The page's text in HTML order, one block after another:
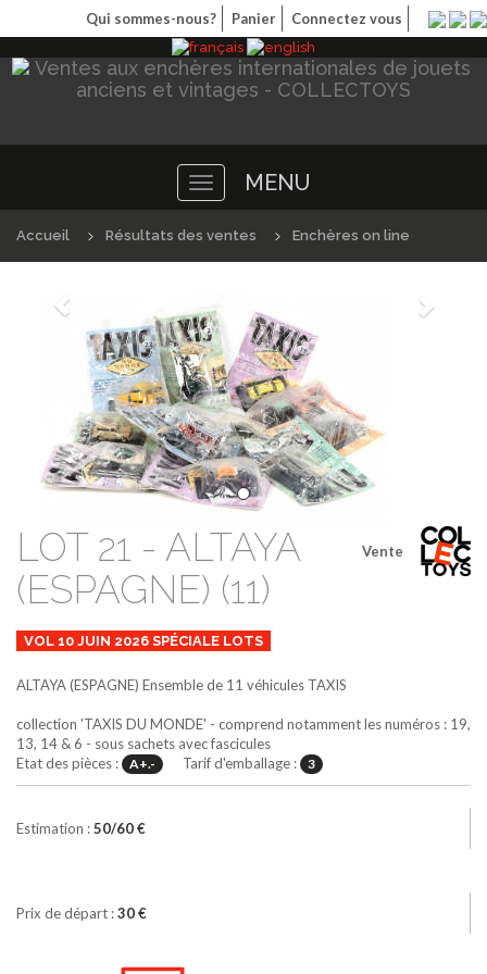
Qui sommes-nous? Panier Connectez vous
Toggle
navigation
MENU
Accueil Résultats des ventes Enchères on line
Précédént
Vente
LOT 21 - ALTAYA
(ESPAGNE) (11)
VOL 10 JUIN 2026 SPÉCIALE LOTS
ALTAYA (ESPAGNE) Ensemble de 11 véhicules TAXIS
collection 'TAXIS DU MONDE' - comprend notamment les numéros : 19,
13, 14 & 6 - sous sachets avec fascicules
Etat des pièces :
A+.- Tarif d'emballage : 3
Estimation :50/60 €
Prix de départ :30 €